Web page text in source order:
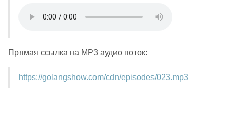
Прямая ссылка на MP3 аудио поток:
https://golangshow.com/cdn/episodes/023.mp3